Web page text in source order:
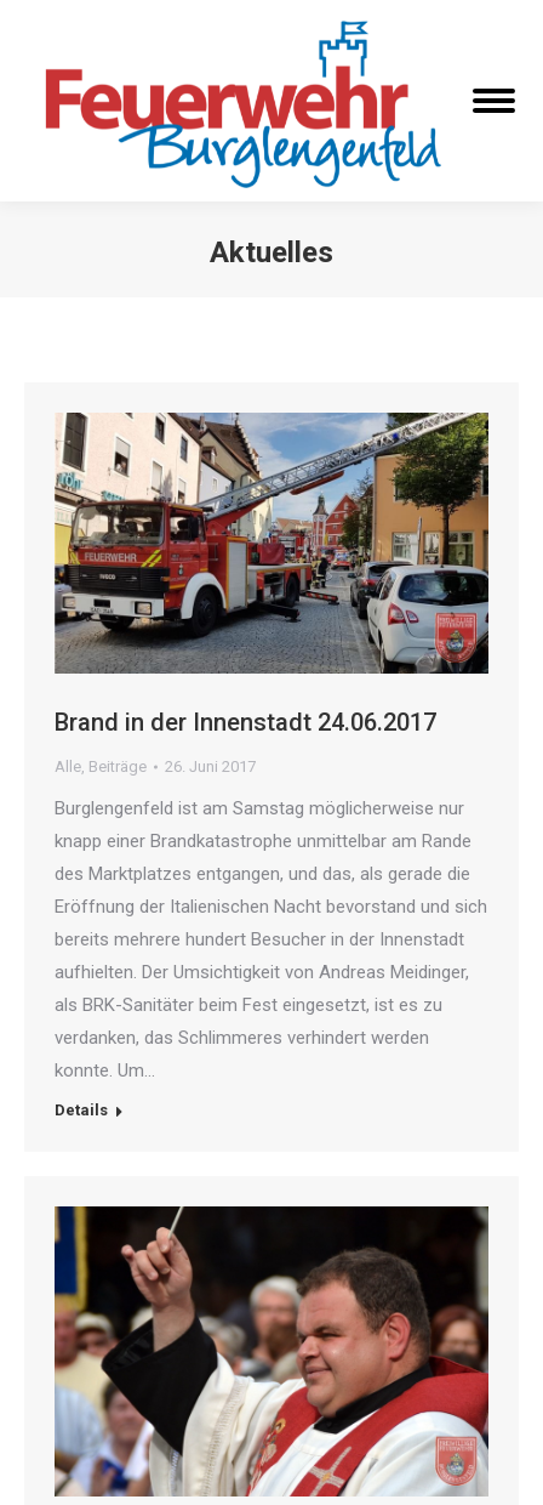
Aktuelles
Brand in der Innenstadt 24.06.2017
Alle, Beiträge 26. Juni 2017
Burglengenfeld ist am Samstag möglicherweise nur
knapp einer Brandkatastrophe unmittelbar am Rande
des Marktplatzes entgangen, und das, als gerade die
Eröffnung der Italienischen Nacht bevorstand und sich
bereits mehrere hundert Besucher in der Innenstadt
aufhielten. Der Umsichtigkeit von Andreas Meidinger,
als BRK-Sanitäter beim Fest eingesetzt, ist es zu
verdanken, das Schlimmeres verhindert werden
konnte. Um…
Details